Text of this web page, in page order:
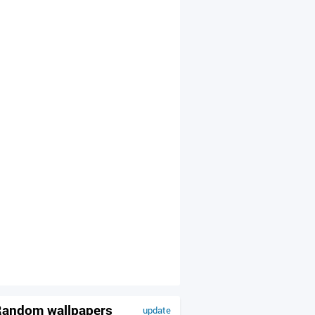
update
wallpapers